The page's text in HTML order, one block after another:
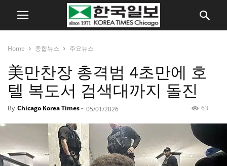
Home 종합뉴스 주요뉴스
美만찬장 총격범 4초만에 호
텔 복도서 검색대까지 돌진
By Chicago Korea Times- 05/01/2026 63